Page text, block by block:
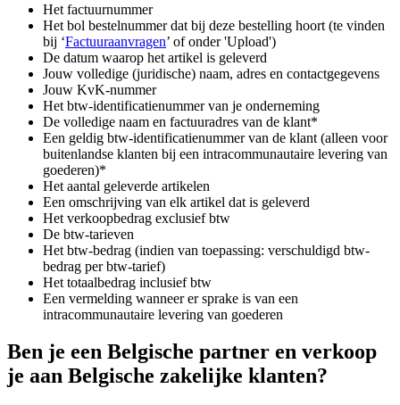
Het factuurnummer
Het bol bestelnummer dat bij deze bestelling hoort (te vinden
bij ‘Factuuraanvragen’ of onder 'Upload')
De datum waarop het artikel is geleverd
Jouw volledige (juridische) naam, adres en contactgegevens
Jouw KvK-nummer
Het btw-identificatienummer van je onderneming
De volledige naam en factuuradres van de klant*
Een geldig btw-identificatienummer van de klant (alleen voor
buitenlandse klanten bij een intracommunautaire levering van
goederen)*
Het aantal geleverde artikelen
Een omschrijving van elk artikel dat is geleverd
Het verkoopbedrag exclusief btw
De btw-tarieven
Het btw-bedrag (indien van toepassing: verschuldigd btw-
bedrag per btw-tarief)
Het totaalbedrag inclusief btw
Een vermelding wanneer er sprake is van een
intracommunautaire levering van goederen
Ben je een Belgische partner en verkoop
je aan Belgische zakelijke klanten?